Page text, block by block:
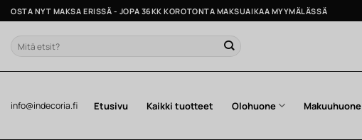
Skip
to
content
OSTA NYT MAKSA ERISSÄ - JOPA 36KK KOROTONTA MAKSUAIKAA MYYMÄLÄSSÄ
Etsi:
info@indecoria.fi Etusivu Kaikki tuotteet Olohuone Makuuhuone